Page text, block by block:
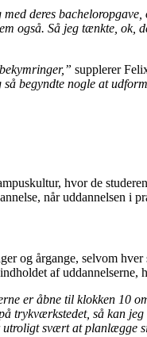
deres
også. Så jeg tænkte,
supplerer
begyndte nogle at
hvor de
når uddannelsen i
og årgange, selvom
af uddannelserne,
er åbne til klokken 10
trykværkstedet, så kan
utroligt svært at planlægge